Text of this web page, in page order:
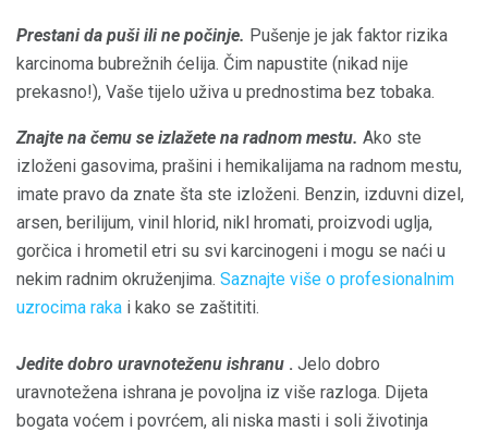
Prestani da puši ili ne počinje. Pušenje je jak faktor rizika
karcinoma bubrežnih ćelija. Čim napustite (nikad nije
prekasno!), Vaše tijelo uživa u prednostima bez tobaka.
Znajte na čemu se izlažete na radnom mestu. Ako ste
izloženi gasovima, prašini i hemikalijama na radnom mestu,
imate pravo da znate šta ste izloženi. Benzin, izduvni dizel,
arsen, berilijum, vinil hlorid, nikl hromati, proizvodi uglja,
gorčica i hrometil etri su svi karcinogeni i mogu se naći u
nekim radnim okruženjima. Saznajte više o profesionalnim
uzrocima raka i kako se zaštititi.
Jedite dobro uravnoteženu ishranu . Jelo dobro
uravnotežena ishrana je povoljna iz više razloga. Dijeta
bogata voćem i povrćem, ali niska masti i soli životinja